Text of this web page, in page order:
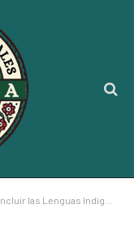
Dentro del Proceso de Titulación